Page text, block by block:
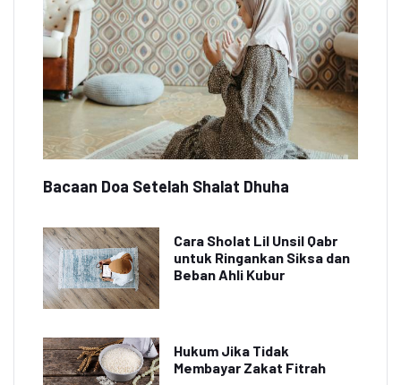
Bacaan Doa Setelah Shalat Dhuha
Cara Sholat Lil Unsil Qabr
untuk Ringankan Siksa dan
Beban Ahli Kubur
Hukum Jika Tidak
Membayar Zakat Fitrah